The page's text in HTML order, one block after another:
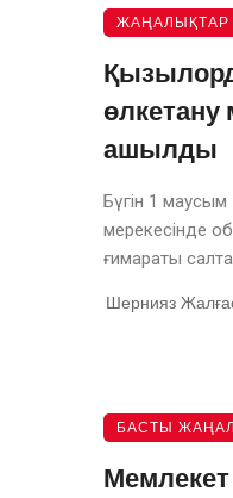
ЖАҢАЛЫҚТАР
өлкетану
ашылды
Бүгін 1
мерекесінде
ғимараты
Шернияз
БАСТЫ